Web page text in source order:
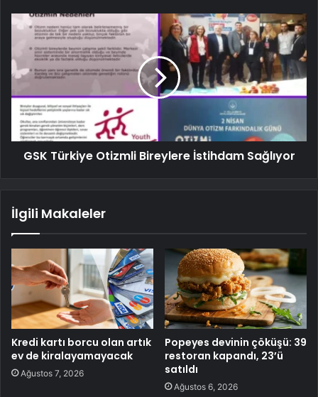
GSK Türkiye Otizmli Bireylere İstihdam Sağlıyor
İlgili Makaleler
Kredi kartı borcu olan artık
ev de kiralayamayacak
Ağustos 7, 2026
Popeyes devinin çöküşü: 39
restoran kapandı, 23’ü
satıldı
Ağustos 6, 2026